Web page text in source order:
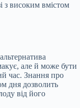
з високим вмістом
але й може бути
час. Знання про
дня дозволить
від його